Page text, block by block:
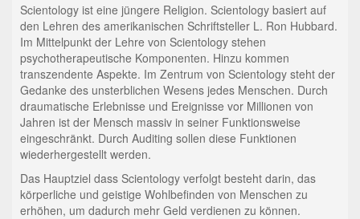
Scientology ist eine jüngere Religion. Scientology basiert auf
den Lehren des amerikanischen Schriftsteller L. Ron Hubbard.
Im Mittelpunkt der Lehre von Scientology stehen
psychotherapeutische Komponenten. Hinzu kommen
transzendente Aspekte. Im Zentrum von Scientology steht der
Gedanke des unsterblichen Wesens jedes Menschen. Durch
draumatische Erlebnisse und Ereignisse vor Millionen von
Jahren ist der Mensch massiv in seiner Funktionsweise
eingeschränkt. Durch Auditing sollen diese Funktionen
wiederhergestellt werden.
Das Hauptziel dass Scientology verfolgt besteht darin, das
körperliche und geistige Wohlbefinden von Menschen zu
erhöhen, um dadurch mehr Geld verdienen zu können.